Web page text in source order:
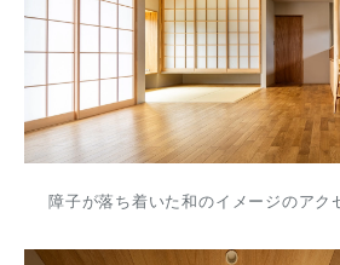
障子が落ち着いた和のイメージのアク